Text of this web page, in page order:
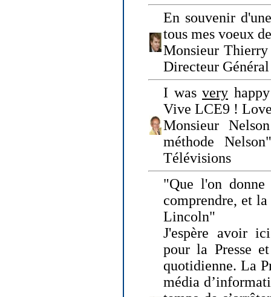
En souvenir
tous mes voeux
Monsieur
Directeur
I was very
Vive LCE9 !
Monsieur
méthode
Télévisions
"Que l'on
comprendre, et
Lincoln"
J'espère avoir
pour la Presse
quotidienne. La
média